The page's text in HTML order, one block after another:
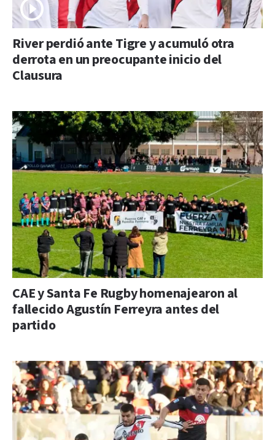
River perdió ante Tigre y acumuló otra
derrota en un preocupante inicio del
Clausura
CAE y Santa Fe Rugby homenajearon al
fallecido Agustín Ferreyra antes del
partido